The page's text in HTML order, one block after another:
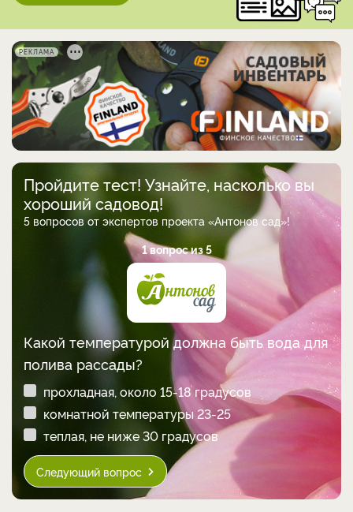
РЕКЛАМА
Пройдите тест! Узнайте, насколько вы
хороший садовод!
5 вопросов от экспертов проекта «Антонов сад»!
1 вопрос из 5
Какой температурой должна быть вода для
полива рассады?
прохладная, около 15-18 градусов
комнатной температуры 23-25
теплая, не ниже 30 градусов
Следующий вопрос